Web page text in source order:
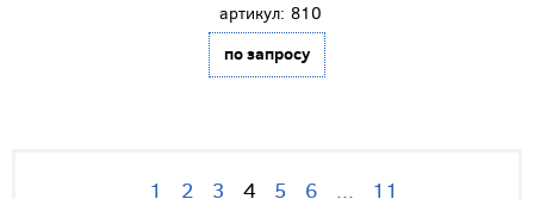
артикул: 810
по запросу
1 2 3 4 5 6 ... 11